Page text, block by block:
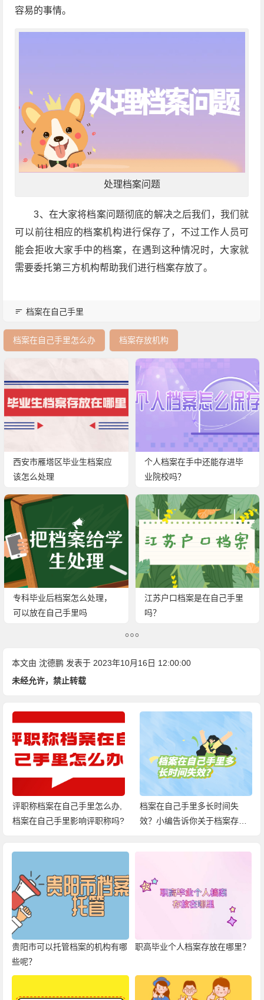
容易的事情。
处理档案问题
3、在大家将档案问题彻底的解决之后我们，我们就
可以前往相应的档案机构进行保存了，不过工作人员可
能会拒收大家手中的档案，在遇到这种情况时，大家就
需要委托第三方机构帮助我们进行档案存放了。
档案在自己手里
档案在自己手里怎么办 档案存放机构
西安市雁塔区毕业生档案应
该怎么处理
个人档案在手中还能存进毕
业院校吗？
专科毕业后档案怎么处理，
可以放在自己手里吗
江苏户口档案是在自己手里
吗？
本文由沈德鹏 发表于 2023年10月16日 12:00:00
未经允许，禁止转载
档案在自己手里多长时间失
效？小编告诉你关于档案存放
成人大学学籍档案在自己手里
咋办？你可以这样激活！
贵阳市可以托管档案的机构有哪
些呢？
职高毕业个人档案存放在哪里？